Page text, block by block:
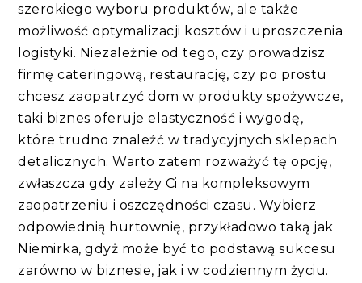
szerokiego wyboru produktów, ale także
możliwość optymalizacji kosztów i uproszczenia
logistyki. Niezależnie od tego, czy prowadzisz
firmę cateringową, restaurację, czy po prostu
chcesz zaopatrzyć dom w produkty spożywcze,
taki biznes oferuje elastyczność i wygodę,
które trudno znaleźć w tradycyjnych sklepach
detalicznych. Warto zatem rozważyć tę opcję,
zwłaszcza gdy zależy Ci na kompleksowym
zaopatrzeniu i oszczędności czasu. Wybierz
odpowiednią hurtownię, przykładowo taką jak
Niemirka, gdyż może być to podstawą sukcesu
zarówno w biznesie, jak i w codziennym życiu.